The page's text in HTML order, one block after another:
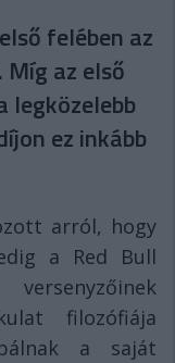
felében az
az első
legközelebb
ez inkább
arról, hogy
a Red Bull
filozófiája
a saját